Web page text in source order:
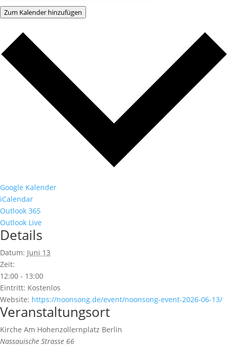
Zum Kalender hinzufügen
Google Kalender
iCalendar
Outlook 365
Outlook Live
Details
Datum: Juni 13
Zeit:
12:00 - 13:00
Eintritt: Kostenlos
Website: https://noonsong.de/event/noonsong-event-2026-06-13/
Veranstaltungsort
Kirche Am Hohenzollernplatz Berlin
Nassauische Strasse 66